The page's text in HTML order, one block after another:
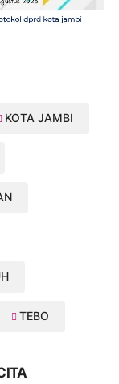
KOTA JAMBI
TEBO